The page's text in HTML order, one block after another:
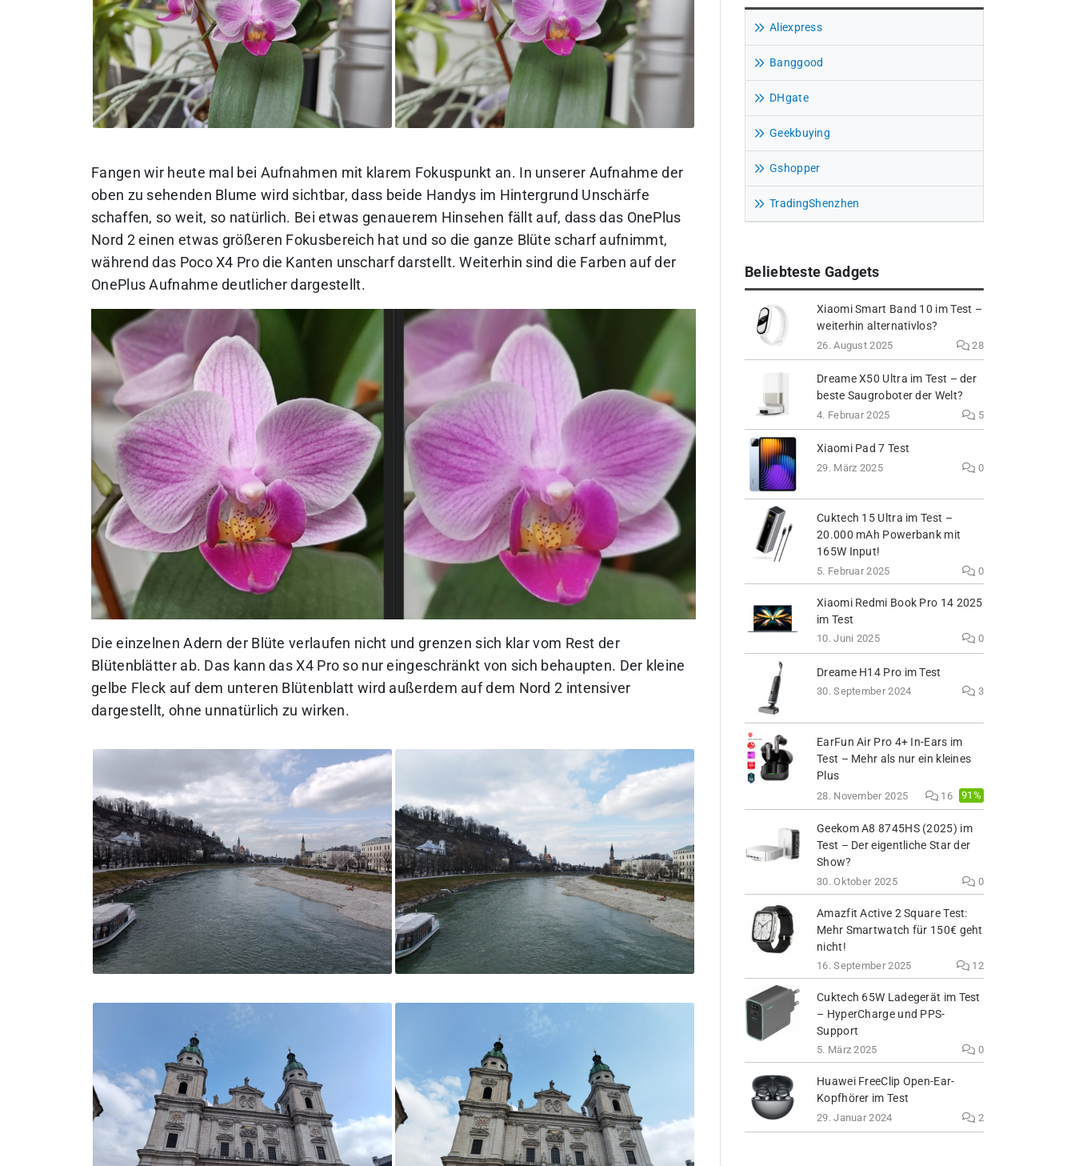
Fangen wir heute mal bei Aufnahmen mit klarem Fokuspunkt an. In unserer Aufnahme der
oben zu sehenden Blume wird sichtbar, dass beide Handys im Hintergrund Unschärfe
schaffen, so weit, so natürlich. Bei etwas genauerem Hinsehen fällt auf, dass das OnePlus
Nord 2 einen etwas größeren Fokusbereich hat und so die ganze Blüte scharf aufnimmt,
während das Poco X4 Pro die Kanten unscharf darstellt. Weiterhin sind die Farben auf der
OnePlus Aufnahme deutlicher dargestellt.
Die einzelnen Adern der Blüte verlaufen nicht und grenzen sich klar vom Rest der
Blütenblätter ab. Das kann das X4 Pro so nur eingeschränkt von sich behaupten. Der kleine
gelbe Fleck auf dem unteren Blütenblatt wird außerdem auf dem Nord 2 intensiver
dargestellt, ohne unnatürlich zu wirken.
Aliexpress
Banggood
DHgate
Geekbuying
Gshopper
TradingShenzhen
Beliebteste Gadgets
Xiaomi Smart Band 10 im Test –
weiterhin alternativlos?
26. August 2025 28
Dreame X50 Ultra im Test – der
beste Saugroboter der Welt?
4. Februar 2025 5
Xiaomi Pad 7 Test
29. März 2025 0
Cuktech 15 Ultra im Test –
20.000 mAh Powerbank mit
165W Input!
5. Februar 2025 0
Xiaomi Redmi Book Pro 14 2025
im Test
10. Juni 2025 0
Dreame H14 Pro im Test
30. September 2024 3
EarFun Air Pro 4+ In-Ears im
Test – Mehr als nur ein kleines
Plus
28. November 2025 16 91%
Geekom A8 8745HS (2025) im
Test – Der eigentliche Star der
Show?
30. Oktober 2025 0
Amazfit Active 2 Square Test:
Mehr Smartwatch für 150€ geht
nicht!
16. September 2025 12
Cuktech 65W Ladegerät im Test
– HyperCharge und PPS-
Support
5. März 2025 0
Huawei FreeClip Open-Ear-
Kopfhörer im Test
29. Januar 2024 2